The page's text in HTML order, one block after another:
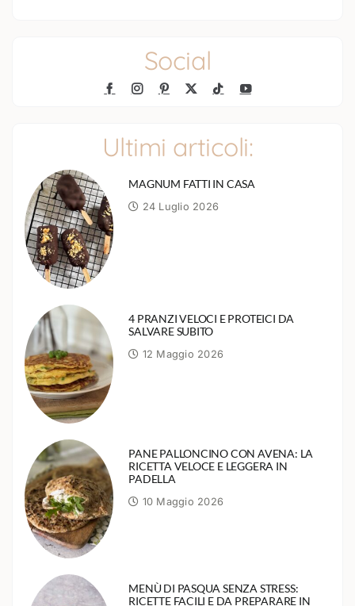
Social
Ultimi articoli:
MAGNUM FATTI IN CASA
24 Luglio 2026
4 PRANZI VELOCI E PROTEICI DA
SALVARE SUBITO
12 Maggio 2026
PANE PALLONCINO CON AVENA: LA
RICETTA VELOCE E LEGGERA IN
PADELLA
10 Maggio 2026
MENÙ DI PASQUA SENZA STRESS:
RICETTE FACILI E DA PREPARARE IN